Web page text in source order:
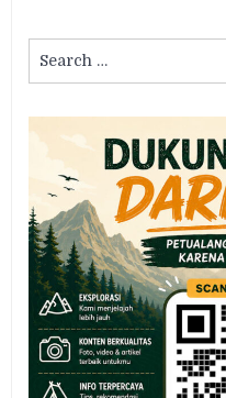
for: